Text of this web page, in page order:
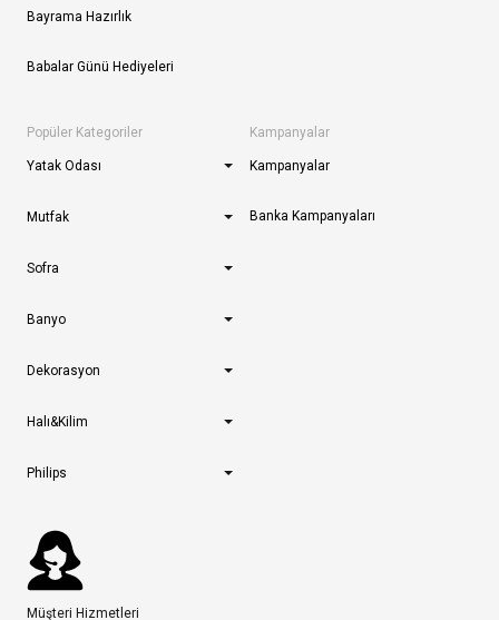
Bayrama Hazırlık
Babalar Günü Hediyeleri
Popüler Kategoriler
Yatak Odası
Mutfak
Sofra
Banyo
Dekorasyon
Halı&Kilim
Philips
Kampanyalar
Kampanyalar
Banka Kampanyaları
Müşteri Hizmetleri